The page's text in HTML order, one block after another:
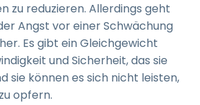
zu reduzieren. Allerdings geht
Angst vor einer Schwächung
Es gibt ein Gleichgewicht
und Sicherheit, das sie
sie können es sich nicht leisten,
opfern.